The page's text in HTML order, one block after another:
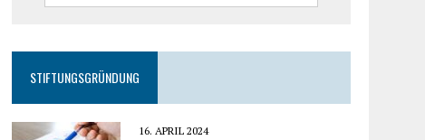
STIFTUNGSGRÜNDUNG
16. APRIL 2024